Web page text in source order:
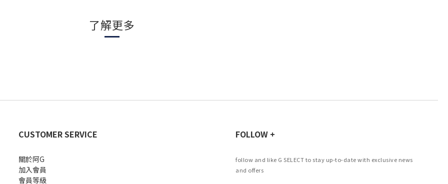
了解更多
CUSTOMER SERVICE
關於阿G
加入會員
會員等級
FOLLOW +
follow and like G SELECT to stay up-to-date with exclusive news
and offers